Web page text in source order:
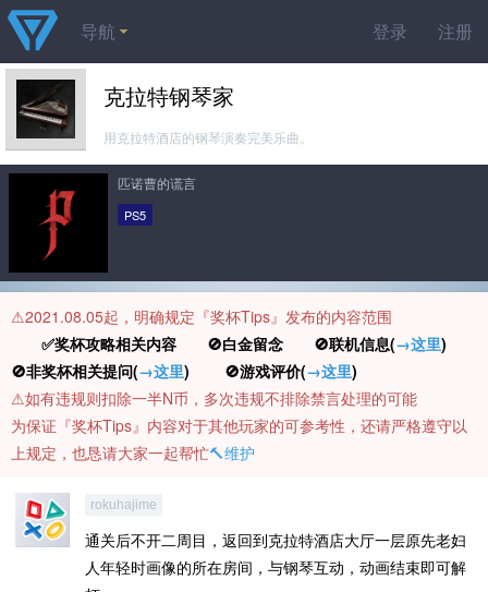
登录 注册
导航
克拉特钢琴家
用克拉特酒店的钢琴演奏完美乐曲。
匹诺曹的谎言
PS5
⚠️2021.08.05起，明确规定『奖杯Tips』发布的内容范围
✅奖杯攻略相关内容 🚫白金留念 🚫联机信息(→这里)
🚫非奖杯相关提问(→这里) 🚫游戏评价(→这里)
⚠️如有违规则扣除一半N币，多次违规不排除禁言处理的可能
为保证『奖杯Tips』内容对于其他玩家的可参考性，还请严格遵守以
上规定，也恳请大家一起帮忙🔨维护
rokuhajime
通关后不开二周目，返回到克拉特酒店大厅一层原先老妇
人年轻时画像的所在房间，与钢琴互动，动画结束即可解